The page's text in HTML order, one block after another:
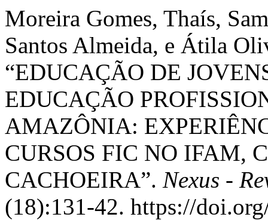
Moreira Gomes, Thaís,
Santos Almeida, e Átila
“EDUCAÇÃO DE
EDUCAÇÃO
AMAZÔNIA:
CURSOS FIC NO IFAM,
CACHOEIRA”. Nexus -
(18):131-42. https://